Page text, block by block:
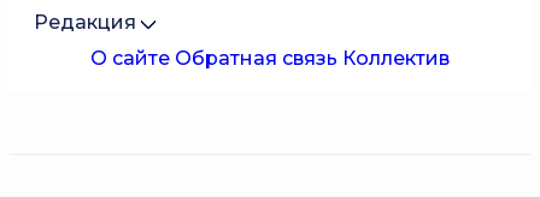
Редакция
О сайте Обратная связь Коллектив